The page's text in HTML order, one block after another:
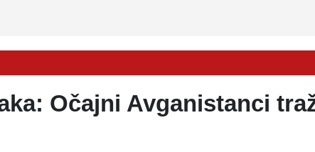
Očajni Avganistanci